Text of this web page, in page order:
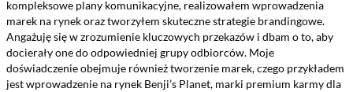
kompleksowe plany komunikacyjne, realizowałem wprowadzenia
marek na rynek oraz tworzyłem skuteczne strategie brandingowe.
Angażuję się w zrozumienie kluczowych przekazów i dbam o to, aby
docierały one do odpowiedniej grupy odbiorców. Moje
doświadczenie obejmuje również tworzenie marek, czego przykładem
jest wprowadzenie na rynek Benji’s Planet, marki premium karmy dla